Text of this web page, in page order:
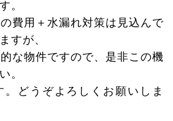
。
費用＋水漏れ対策は見込んで
すが、
な物件ですので、是非この機
。
。どうぞよろしくお願いしま